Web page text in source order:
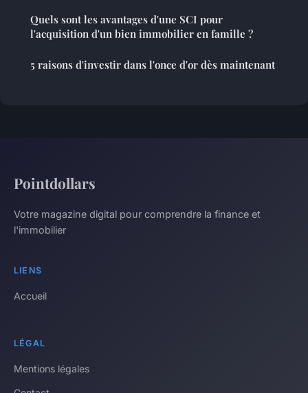
Quels sont les avantages d'une SCI pour
l'acquisition d'un bien immobilier en famille ?
5 raisons d'investir dans l'once d'or dès maintenant
Pointdollars
Votre magazine digital pour comprendre la finance et
l'immobilier
LIENS
Accueil
LÉGAL
Mentions légales